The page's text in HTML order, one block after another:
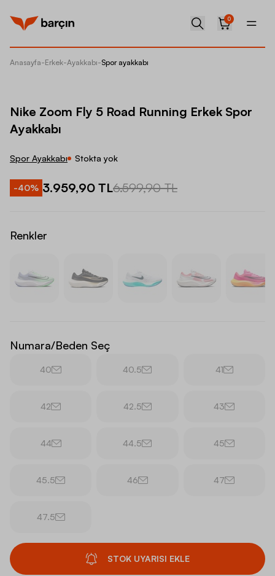
0
Anasayfa-Erkek-Ayakkabı-Spor ayakkabı
Nike Zoom Fly 5 Road Running Erkek Spor
Ayakkabı
Spor Ayakkabı Stokta yok
-40% 3.959,90 TL6.599,90 TL
Renkler
Numara/Beden Seç
40 40.5 41
42 42.5 43
44 44.5 45
45.5 46 47
47.5
STOK UYARISI EKLE